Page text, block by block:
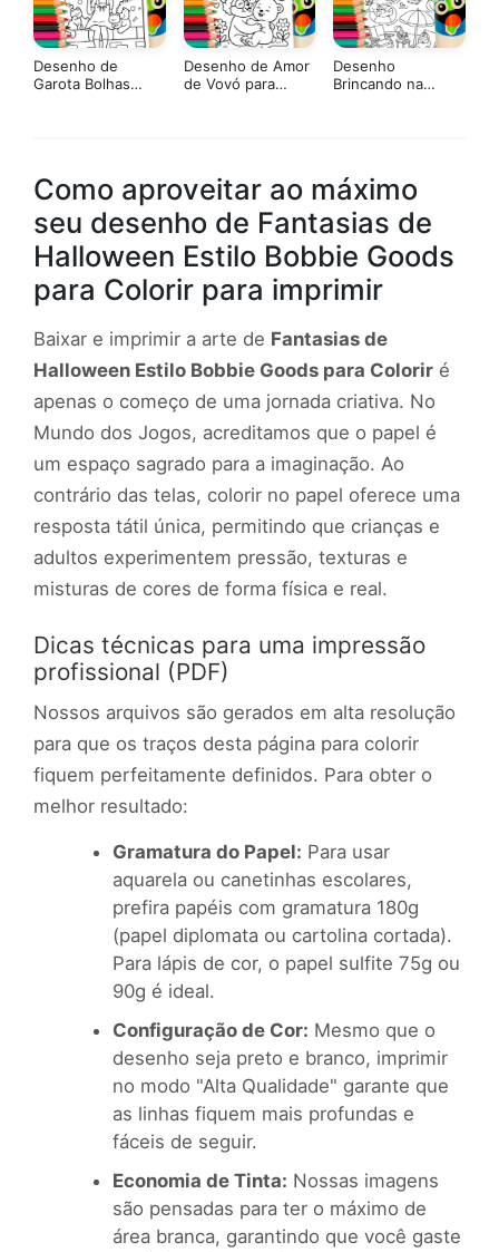
Desenho de
Garota Bolhas
Desenho de Amor
de Vovó para
Desenho
Brincando na
Como aproveitar ao máximo
seu desenho de Fantasias de
Halloween Estilo Bobbie Goods
para Colorir para imprimir
Baixar e imprimir a arte de Fantasias de
Halloween Estilo Bobbie Goods para Colorir é
apenas o começo de uma jornada criativa. No
Mundo dos Jogos, acreditamos que o papel é
um espaço sagrado para a imaginação. Ao
contrário das telas, colorir no papel oferece uma
resposta tátil única, permitindo que crianças e
adultos experimentem pressão, texturas e
misturas de cores de forma física e real.
Dicas técnicas para uma impressão
profissional (PDF)
Nossos arquivos são gerados em alta resolução
para que os traços desta página para colorir
fiquem perfeitamente definidos. Para obter o
melhor resultado:
Gramatura do Papel: Para usar
aquarela ou canetinhas escolares,
prefira papéis com gramatura 180g
(papel diplomata ou cartolina cortada).
Para lápis de cor, o papel sulfite 75g ou
90g é ideal.
Configuração de Cor: Mesmo que o
desenho seja preto e branco, imprimir
no modo "Alta Qualidade" garante que
as linhas fiquem mais profundas e
fáceis de seguir.
Economia de Tinta: Nossas imagens
são pensadas para ter o máximo de
área branca, garantindo que você gaste